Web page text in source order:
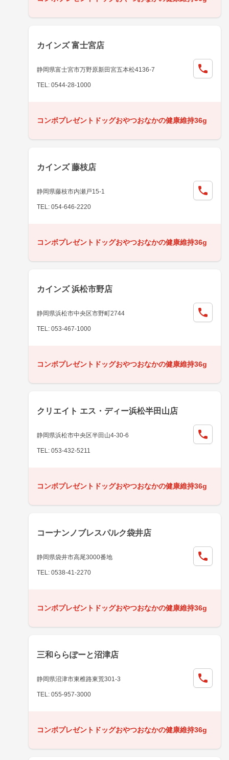
カインズ 富士宮店
静岡県富士宮市万野原新田宮五本松4136-7
TEL: 0544-28-1000
コンボプレゼントドッグおやつおなかの健康維持36g
カインズ 藤枝店
静岡県藤枝市内瀬戸15-1
TEL: 054-646-2220
コンボプレゼントドッグおやつおなかの健康維持36g
カインズ 浜松市野店
静岡県浜松市中央区市野町2744
TEL: 053-467-1000
コンボプレゼントドッグおやつおなかの健康維持36g
クリエイト エス・ディー浜松半田山店
静岡県浜松市中央区半田山4-30-6
TEL: 053-432-5211
コンボプレゼントドッグおやつおなかの健康維持36g
コーナンノブレスパルク袋井店
静岡県袋井市高尾3000番地
TEL: 0538-41-2270
コンボプレゼントドッグおやつおなかの健康維持36g
三和ららぽーと沼津店
静岡県沼津市東椎路東荒301-3
TEL: 055-957-3000
コンボプレゼントドッグおやつおなかの健康維持36g